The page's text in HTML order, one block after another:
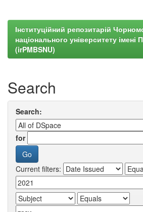
Інституційний репозитарій
національного університету імені
(irPMBSNU)
Search
Search:
for
Current filters: